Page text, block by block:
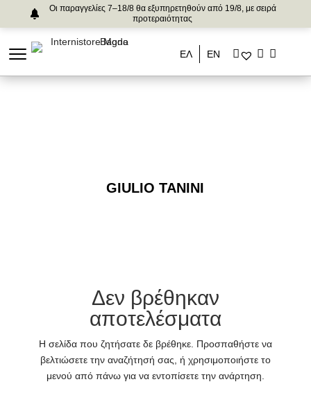
Οι παραγγελίες 7–18/8 θα εξυπηρετηθούν από 19/8, με σειρά
προτεραιότητας
ΕΛ ΕΝ
GIULIO TANINI
Δεν βρέθηκαν
αποτελέσματα
Η σελίδα που ζητήσατε δε βρέθηκε. Προσπαθήστε να
βελτιώσετε την αναζήτησή σας, ή χρησιμοποιήστε το
μενού από πάνω για να εντοπίσετε την ανάρτηση.